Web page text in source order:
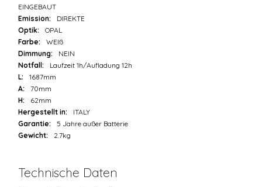
EINGEBAUT
Emission:
DIREKTE
Optik:
OPAL
Farbe:
WEIß
Dimmung:
NEIN
Notfall:
Laufzeit 1h/Aufladung 12h
L:
1687mm
A:
70mm
H:
62mm
Hergestellt in:
ITALY
Garantie:
5 Jahre außer Batterie
Gewicht:
2.7kg
Technische Daten